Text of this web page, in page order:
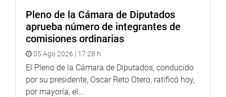
Pleno de la Cámara de Diputados
aprueba número de integrantes de
comisiones ordinarias
05 Ago 2026 | 17:28 h
El Pleno de la Cámara de Diputados, conducido
por su presidente, Oscar Reto Otero, ratificó hoy,
por mayoría, el...